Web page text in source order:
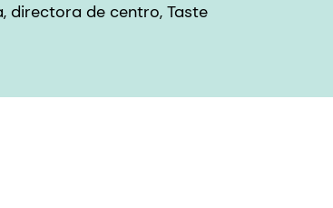
directora de centro, Taste